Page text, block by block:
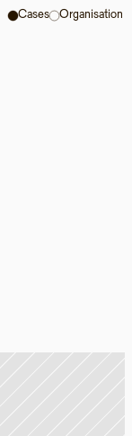
Cases Organisation